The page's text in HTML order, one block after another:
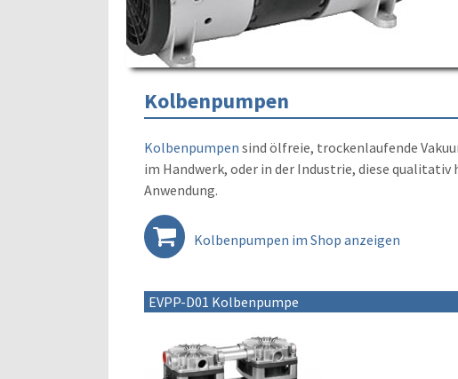
Kolbenpumpen
Kolbenpumpen sind ölfreie, trockenlaufende
im Handwerk, oder in der Industrie, diese
Anwendung.
Kolbenpumpen im Shop anzeigen
EVPP-D01 Kolbenpumpe